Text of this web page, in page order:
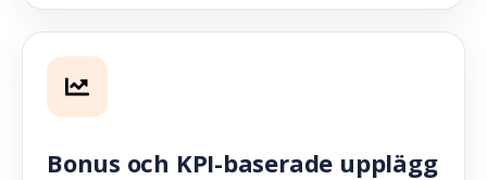
Bonus och KPI-baserade upplägg